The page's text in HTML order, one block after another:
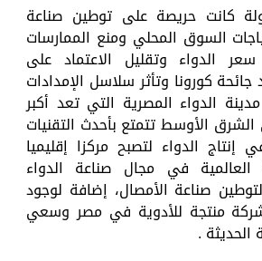
كانت حريصة على توطين صناعة
السوق المحلي ومنع الممارسات
الدواء وتقليل الاعتماد على
جائحة كورونا وتأثر سلاسل الإمدادات
الدواء المصرية التي تعد أكبر
الأوسط تتمتع بأحدث التقنيات
إنتاج الدواء لتصبح مركزا إقليميا
العالمية في مجال صناعة الدواء
صناعة الأمصال، إضافة لوجود
يقارب الـ 152 شركة منتجة للأدوية في مصر وسعي
الحديثة .